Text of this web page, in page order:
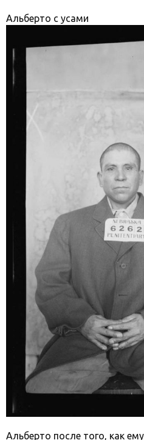
Альберто с усами
Альберто после того, как